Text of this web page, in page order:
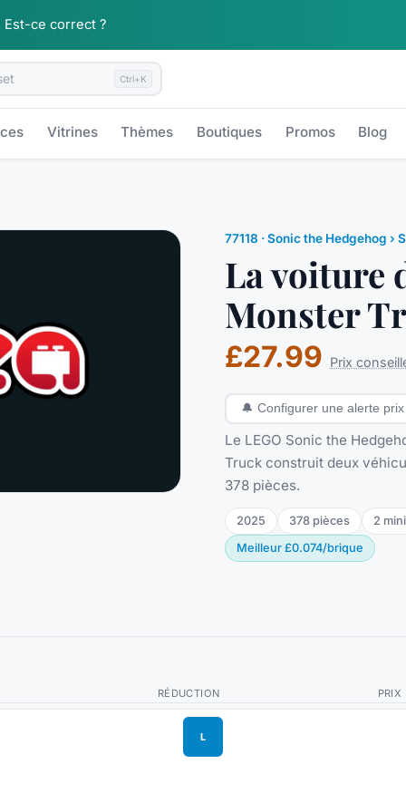
Est-ce correct ?
Ctrl+K
Vitrines Thèmes Boutiques Promos Blog
77118 ·Sonic the Hedgehog ›
La voiture
Monster
£27.99 Prix
🔔 Configurer une alerte prix
Le LEGO Sonic the
Truck construit deux
378 pièces.
2025 378 pièces 2
Meilleur £0.074/brique
RÉDUCTION PRIX
L